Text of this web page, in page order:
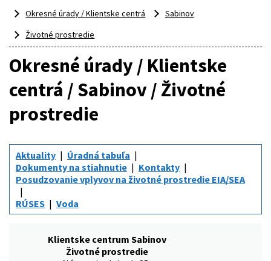
Okresné úrady / Klientske centrá
Sabinov
Životné prostredie
Okresné úrady / Klientske
centrá / Sabinov / Životné
prostredie
Aktuality
Úradná tabuľa
Dokumenty na stiahnutie
Kontakty
Posudzovanie vplyvov na životné prostredie EIA/SEA
RÚSES
Voda
Klientske centrum Sabinov
Životné prostredie